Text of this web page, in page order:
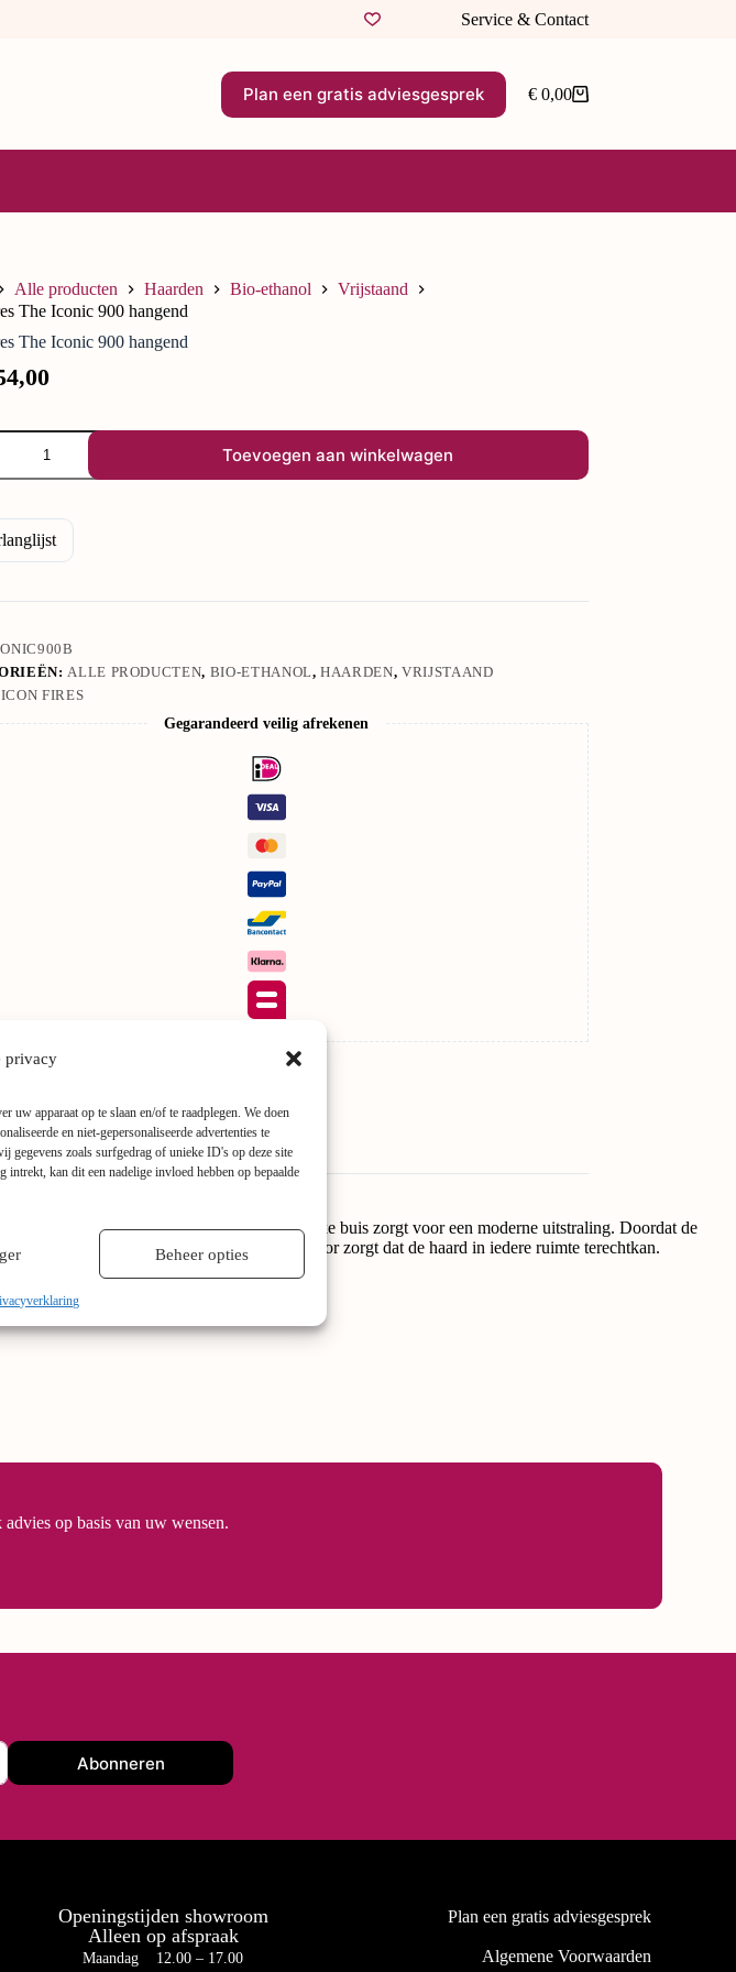
privacy
uw apparaat op te slaan en/of te raadplegen. We doen
en niet-gepersonaliseerde advertenties te
gegevens zoals surfgedrag of unieke ID's op deze site
kan dit een nadelige invloed hebben op bepaalde
Beheer opties
Service & Contact
Plan een gratis adviesgesprek €0,00
Alle producten Haarden Bio-ethanol
Vrijstaand
The Iconic 900 hangend
The Iconic 900 hangend
Toevoegen aan winkelwagen
ALLE PRODUCTEN, BIO-ETHANOL,HAARDEN,VRIJSTAAND
ICON FIRES
Gegarandeerd veilig afrekenen
De ronde schaal in combinatie met de strakke buis zorgt voor een moderne uitstraling. Doordat de
de afvoerbuis uit meerdere delen, wat ervoor zorgt dat de haard in iedere ruimte terechtkan.
op basis van uw wensen.
Abonneren
Openingstijden showroom
Alleen op afspraak
Maandag 12.00 – 17.00
Plan een gratis adviesgesprek
Algemene Voorwaarden